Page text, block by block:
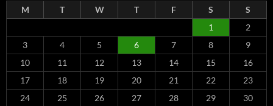
M T W T F S
S
1
2
3
4 5 6 7 8
9
10
11 12 13 14 15
16
17
18 19 20 21 22
23
24
25 26 27 28 29
30